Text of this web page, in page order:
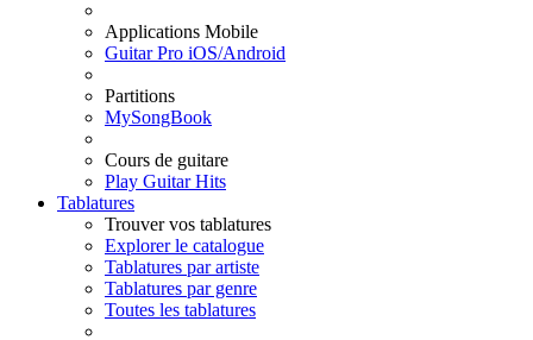
Applications Mobile
Guitar Pro iOS/Android
Partitions
MySongBook
Cours de guitare
Play Guitar Hits
Tablatures
Trouver vos tablatures
Explorer le catalogue
Tablatures par artiste
Tablatures par genre
Toutes les tablatures